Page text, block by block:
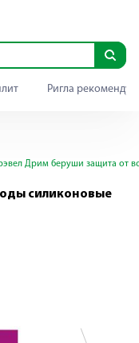
Ригла
Дрим беруши защита от
силиконовые